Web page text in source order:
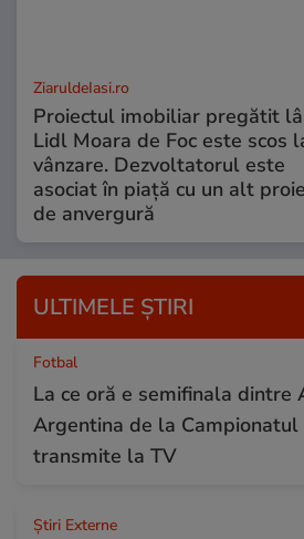
ZiaruldeIasi.ro
Proiectul imobiliar pregătit
Lidl Moara de Foc este scos
vânzare. Dezvoltatorul este
asociat în piață cu un alt
de anvergură
ULTIMELE ȘTIRI
Fotbal
La ce oră e semifinala dintre
Argentina de la Campionatul
transmite la TV
Știri Externe